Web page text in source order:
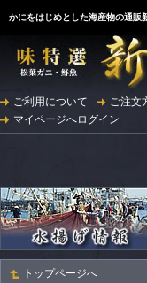
かにをはじめとした海産物の通
ご利用について ご注文
マイページへログイン
トップページへ